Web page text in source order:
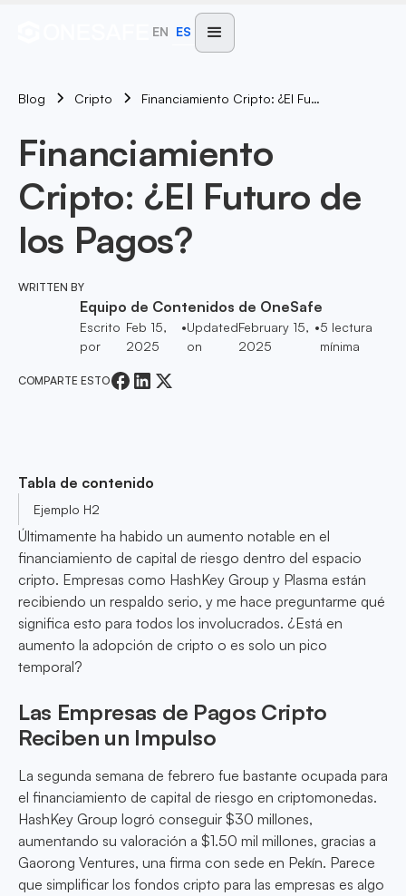
EN ES
Blog Cripto Financiamiento Cripto: ¿El Futuro De Los Pagos?
Financiamiento
Cripto: ¿El Futuro de
los Pagos?
WRITTEN BY
Equipo de Contenidos de OneSafe
Escrito
por
Feb 15,
2025
•Updated
on
February 15,
2025
•5 lectura
mínima
COMPARTE ESTO
Tabla de contenido
Ejemplo H2
Últimamente ha habido un aumento notable en el
financiamiento de capital de riesgo dentro del espacio
cripto. Empresas como HashKey Group y Plasma están
recibiendo un respaldo serio, y me hace preguntarme qué
significa esto para todos los involucrados. ¿Está en
aumento la adopción de cripto o es solo un pico
temporal?
Las Empresas de Pagos Cripto
Reciben un Impulso
La segunda semana de febrero fue bastante ocupada para
el financiamiento de capital de riesgo en criptomonedas.
HashKey Group logró conseguir $30 millones,
aumentando su valoración a $1.50 mil millones, gracias a
Gaorong Ventures, una firma con sede en Pekín. Parece
que simplificar los fondos cripto para las empresas es algo